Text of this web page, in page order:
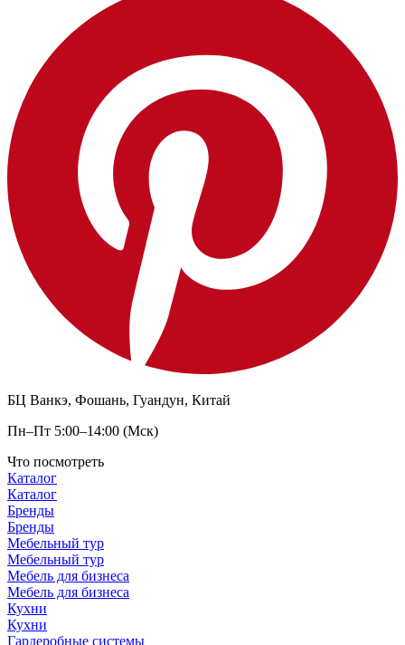
БЦ Ванкэ, Фошань, Гуандун, Китай
Пн–Пт 5:00–14:00 (Мск)
Что посмотреть
Каталог
Каталог
Бренды
Бренды
Мебельный тур
Мебельный тур
Мебель для бизнеса
Мебель для бизнеса
Кухни
Кухни
Гардеробные системы